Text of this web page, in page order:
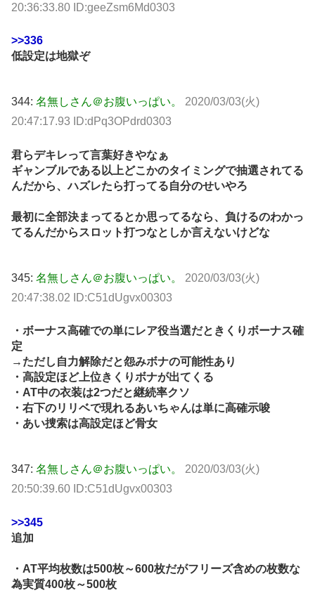
20:36:33.80 ID:geeZsm6Md0303
>>336
低設定は地獄ぞ
344: 名無しさん＠お腹いっぱい。
2020/03/03(火)
20:47:17.93 ID:dPq3OPdrd0303
君らデキレって言葉好きやなぁ
ギャンブルである以上どこかのタイミングで抽選されてる
んだから、ハズレたら打ってる自分のせいやろ
最初に全部決まってるとか思ってるなら、負けるのわかっ
てるんだからスロット打つなとしか言えないけどな
345: 名無しさん＠お腹いっぱい。
2020/03/03(火)
20:47:38.02 ID:C51dUgvx00303
・ボーナス高確での単にレア役当選だときくりボーナス確
定
→ただし自力解除だと怨みボナの可能性あり
・高設定ほど上位きくりボナが出てくる
・AT中の衣装は2つだと継続率クソ
・右下のリリベで現れるあいちゃんは単に高確示唆
・あい捜索は高設定ほど骨女
347: 名無しさん＠お腹いっぱい。
2020/03/03(火)
20:50:39.60 ID:C51dUgvx00303
>>345
追加
・AT平均枚数は500枚～600枚だがフリーズ含めの枚数な
為実質400枚～500枚